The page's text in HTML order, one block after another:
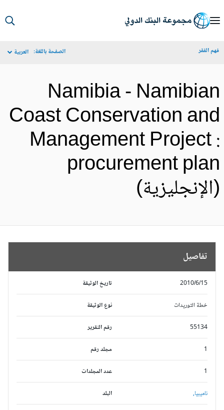
الفقر الصفحة باللغة: العربية
Namibia -
Coast Conservation
Management
procurement
تفاصيل
تاريخ الوثيقة 2010/6/15
نوع الوثيقة خطة التوريدات
رقم التقرير 55134
مجلد رقم
عدد المجلدات
البلد ناميبيا,